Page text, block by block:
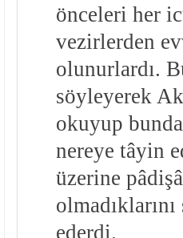
önceleri her
vezirlerden
olunurlardı.
söyleyerek
okuyup
nereye tâyin
üzerine
ederdi.